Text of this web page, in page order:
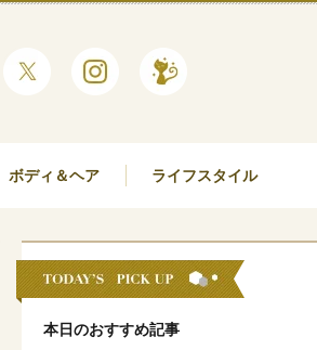
ボディ＆ヘア ライフスタイル
本日のおすすめ記事